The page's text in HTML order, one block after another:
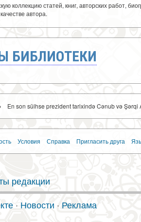
коллекцию статей, книг, авторских работ,
автора.
БИБЛИОТЕКИ
› En son sülhse prezident tarixində Cənub və Şərqi
Условия Справка Пригласить друга
редакции
· Новости · Реклама